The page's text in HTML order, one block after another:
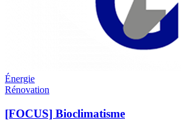
Énergie
Rénovation
[FOCUS] Bioclimatisme